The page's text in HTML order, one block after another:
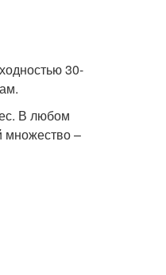
30-
В любом
множество –